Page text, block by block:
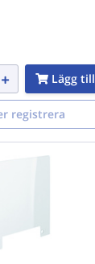
Lägg till
registrera